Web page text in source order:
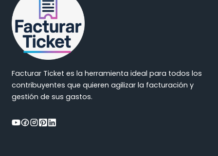
Facturar Ticket es la herramienta ideal para todos los
contribuyentes que quieren agilizar la facturación y
gestión de sus gastos.